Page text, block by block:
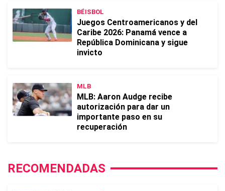
BÉISBOL
Juegos Centroamericanos y del
Caribe 2026: Panamá vence a
República Dominicana y sigue
invicto
MLB
MLB: Aaron Audge recibe
autorización para dar un
importante paso en su
recuperación
RECOMENDADAS